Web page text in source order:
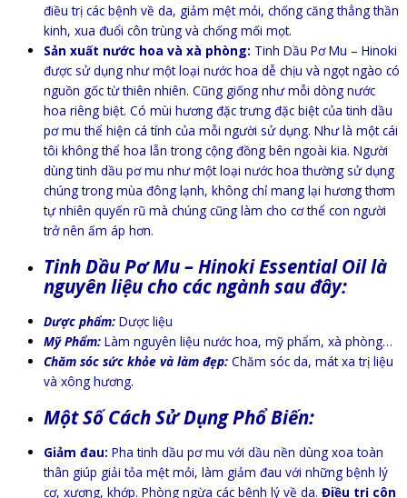
điều trị các bệnh về da, giảm mệt mỏi, chống căng thẳng thần
kinh, xua đuổi côn trùng và chống mối mọt.
Sản xuất nước hoa và xà phòng: Tinh Dầu Pơ Mu – Hinoki
được sử dụng như một loại nước hoa dễ chịu và ngọt ngào có
nguồn gốc từ thiên nhiên. Cũng giống như mỗi dòng nước
hoa riêng biệt. Có mùi hương đặc trưng đặc biệt của tinh dầu
pơ mu thể hiện cá tính của mỗi người sử dụng. Như là một cái
tôi không thể hoa lẫn trong cộng đồng bên ngoài kia. Người
dùng tinh dầu pơ mu như một loại nước hoa thường sử dụng
chúng trong mùa đông lạnh, không chỉ mang lại hương thơm
tự nhiên quyến rũ mà chúng cũng làm cho cơ thể con người
trở nên ấm áp hơn.
Tinh Dầu Pơ Mu – Hinoki Essential Oil là
nguyên liệu cho các ngành sau đây:
Dược phẩm: Dược liệu
Mỹ Phẩm: Làm nguyên liệu nước hoa, mỹ phẩm, xà phòng…
Chăm sóc sức khỏe và làm đẹp: Chăm sóc da, mát xa trị liệu
và xông hương.
Một Số Cách Sử Dụng Phổ Biến:
Giảm đau: Pha tinh dầu pơ mu với dầu nền dùng xoa toàn
thân giúp giải tỏa mệt mỏi, làm giảm đau với những bệnh lý
cơ, xương, khớp. Phòng ngừa các bệnh lý về da. Điều trị côn